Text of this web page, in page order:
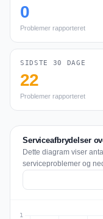
0
Problemer rapporteret
SIDSTE 30 DAGE
22
Problemer rapporteret
Serviceafbrydelser
Dette diagram viser
serviceproblemer og